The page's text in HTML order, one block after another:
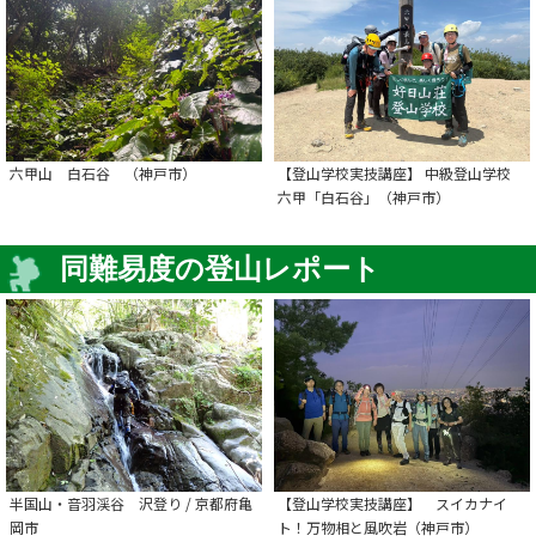
六甲山 白石谷 （神戸市）
【登山学校実技講座】 中級登山学校
六甲「白石谷」（神戸市）
同難易度の登山レポート
半国山・音羽渓谷 沢登り / 京都府亀
岡市
【登山学校実技講座】 スイカナイ
ト！万物相と風吹岩（神戸市）